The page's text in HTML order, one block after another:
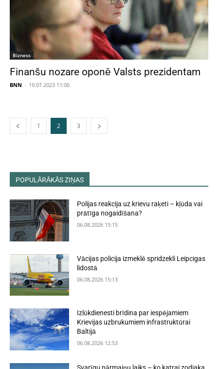
Bizness
Finanšu nozare oponē Valsts prezidentam
BNN - 19.07.2023 11:06
1 2 3
POPULĀRĀKĀS ZIŅAS
Polijas reakcija uz krievu raķeti – kļūda vai
prātīga nogaidīšana?
06.08.2026 15:15
Vācijas policija izmeklē spridzekli Leipcigas
lidostā
06.08.2026 15:13
Izlūkdienesti brīdina par iespējamiem
Krievijas uzbrukumiem infrastruktūrai
Baltijā
06.08.2026 12:53